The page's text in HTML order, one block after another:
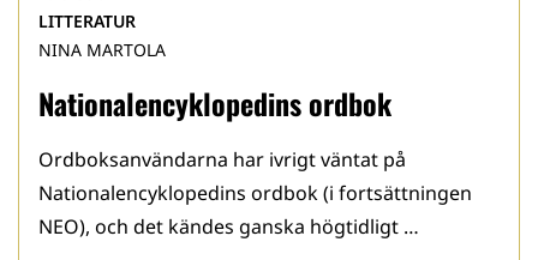
Nationalencyklopedins ordbok
LITTERATUR
NINA MARTOLA
Ordboksanvändarna har ivrigt väntat på
Nationalencyklopedins ordbok (i fortsättningen
NEO), och det kändes ganska högtidligt …